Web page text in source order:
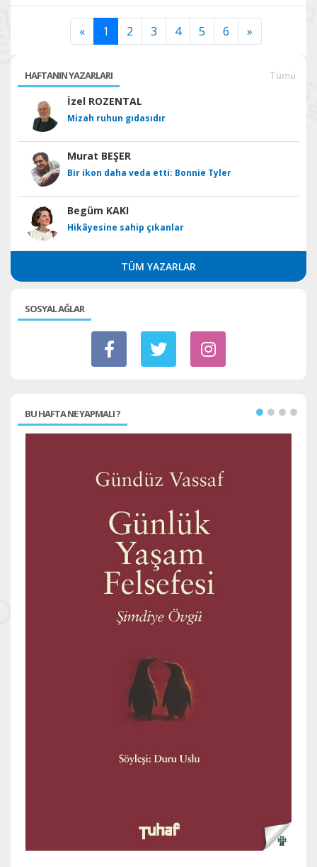
« 1 2 3 4 5 6 »
HAFTANIN YAZARLARI Tümü
İzel ROZENTAL
Mizah ruhun gıdasıdır
Murat BEŞER
Bir ikon daha veda etti: Bonnie Tyler
Begüm KAKI
Hikâyesine sahip çıkanlar
TÜM YAZARLAR
SOSYAL AĞLAR
BU HAFTA NE YAPMALI ?